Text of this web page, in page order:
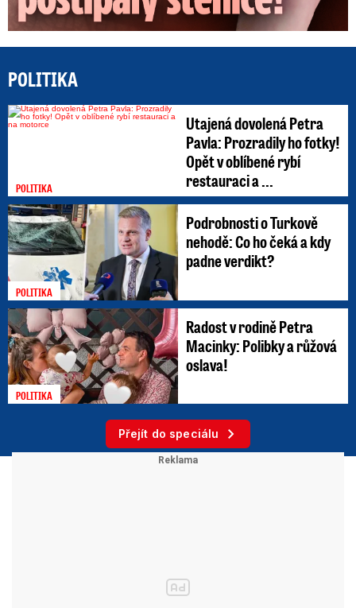
POLITIKA
POLITIKA
Utajená dovolená Petra
Pavla: Prozradily ho fotky!
Opět v oblíbené rybí
restauraci a ...
POLITIKA
Podrobnosti o Turkově
nehodě: Co ho čeká a kdy
padne verdikt?
POLITIKA
Radost v rodině Petra
Macinky: Polibky a růžová
oslava!
Přejít do speciálu